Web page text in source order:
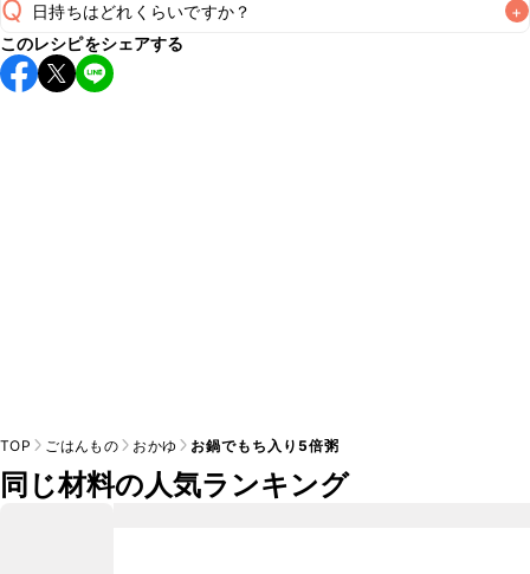
Q 日持ちはどれくらいですか？ +
こちらのレシピは出来たてをお召し上がりいただくことをお
すすめします。
このレシピをシェアする
TOP ごはんもの おかゆ お鍋でもち入り5倍粥
同じ材料の人気ランキング